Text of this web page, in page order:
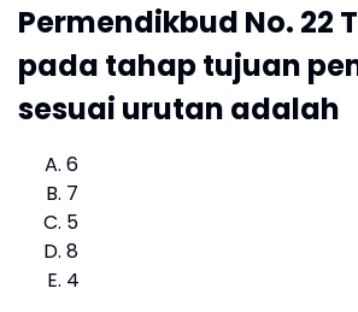
Permendikbud No. 22
pada tahap tujuan
sesuai urutan adalah
6
7
5
8
4